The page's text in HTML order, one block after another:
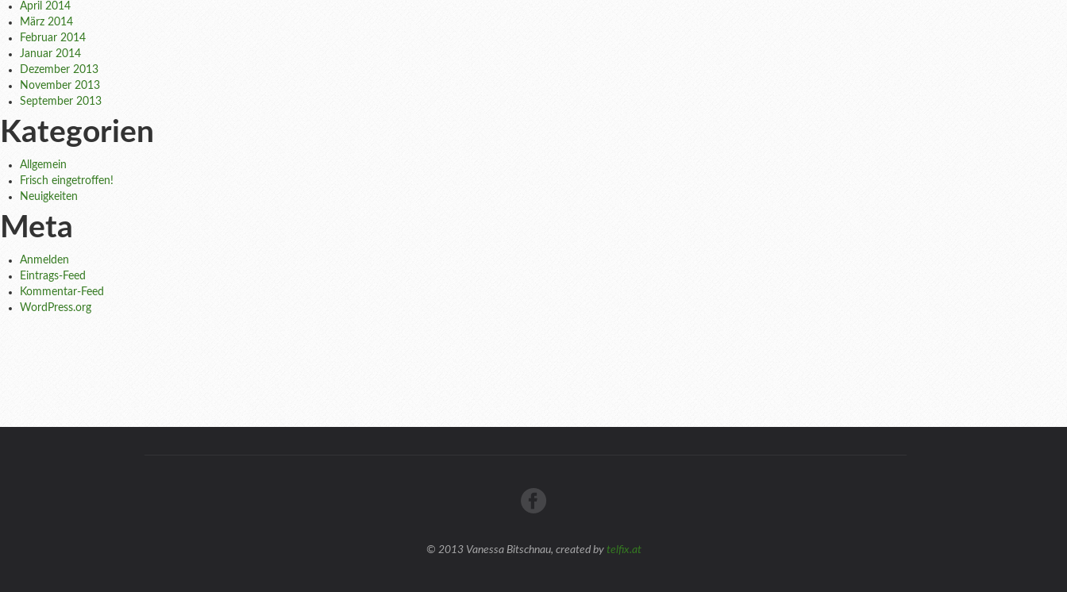
April 2014
März 2014
Februar 2014
Januar 2014
Dezember 2013
November 2013
September 2013
Kategorien
Allgemein
Frisch eingetroffen!
Neuigkeiten
Meta
Anmelden
Eintrags-Feed
Kommentar-Feed
WordPress.org
© 2013 Vanessa Bitschnau, created by telfix.at